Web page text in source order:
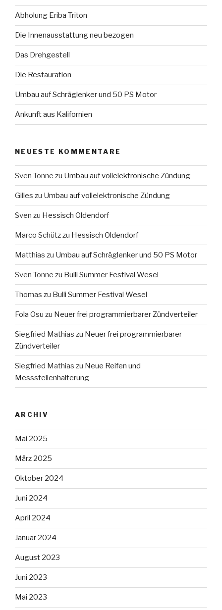
Abholung Eriba Triton
Die Innenausstattung neu bezogen
Das Drehgestell
Die Restauration
Umbau auf Schräglenker und 50 PS Motor
Ankunft aus Kalifornien
NEUESTE KOMMENTARE
Sven Tonne zu Umbau auf vollelektronische Zündung
Gilles zu Umbau auf vollelektronische Zündung
Sven zu Hessisch Oldendorf
Marco Schützzu Hessisch Oldendorf
Matthias zu Umbau auf Schräglenker und 50 PS Motor
Sven Tonne zu Bulli Summer Festival Wesel
Thomas zu Bulli Summer Festival Wesel
Fola Osu zu Neuer frei programmierbarer Zündverteiler
Siegfried Mathias zu Neuer frei programmierbarer
Zündverteiler
Siegfried Mathias zu Neue Reifen und
Messstellenhalterung
ARCHIV
Mai 2025
März 2025
Oktober 2024
Juni 2024
April 2024
Januar 2024
August 2023
Juni 2023
Mai 2023